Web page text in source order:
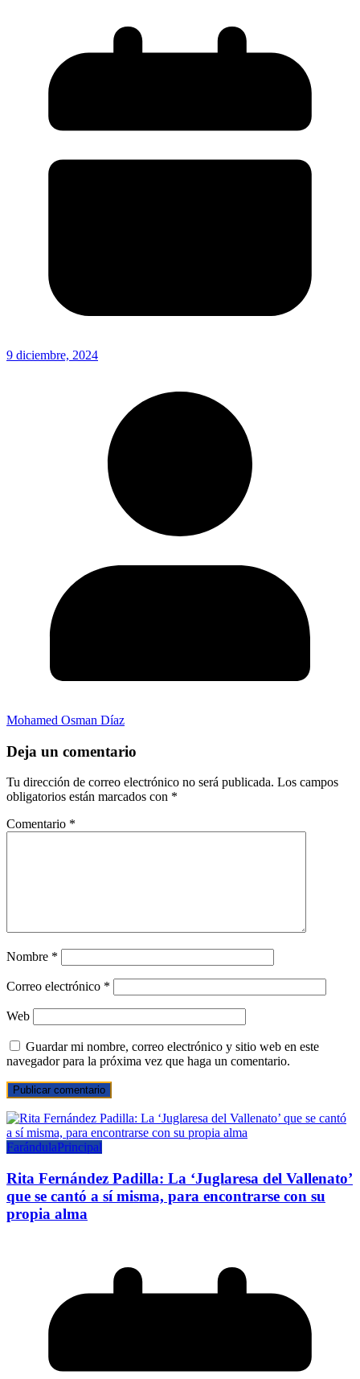
9 diciembre, 2024
Mohamed Osman Díaz
Deja un comentario
Tu dirección de correo electrónico no será publicada. Los campos
obligatorios están marcados con *
Comentario *
Nombre *
Correo electrónico *
Web
Guardar mi nombre, correo electrónico y sitio web en este
navegador para la próxima vez que haga un comentario.
FarándulaPrincipal
Rita Fernández Padilla: La ‘Juglaresa del Vallenato’
que se cantó a sí misma, para encontrarse con su
propia alma